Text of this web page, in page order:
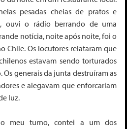
pesadas cheias de pratos e
ouvi o rádio berrando de uma
notícia, noite após noite, foi o
Chile. Os locutores relataram que
estavam sendo torturados
generais da junta destruíram as
e alegavam que enforcariam
luz.
meu turno, contei a um dos